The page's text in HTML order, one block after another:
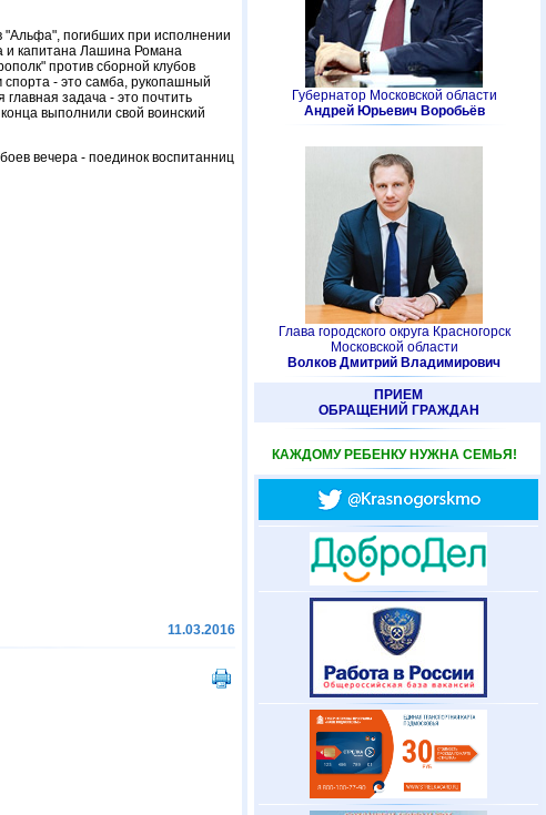
"Альфа", погибших при исполнении
и капитана Лашина Романа
против сборной клубов
- это самба, рукопашный
задача - это почтить
выполнили свой воинский
вечера - поединок воспитанниц
11.03.2016
Губернатор Московской области
Андрей Юрьевич Воробьёв
Глава городского округа Красногорск
Московской области
Волков Дмитрий Владимирович
ПРИЕМ
ОБРАЩЕНИЙ ГРАЖДАН
КАЖДОМУ РЕБЕНКУ НУЖНА СЕМЬЯ!